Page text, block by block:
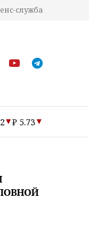
служба
₽ 5.73